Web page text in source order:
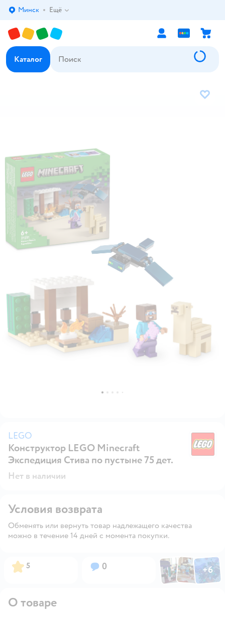
Выбор адреса доставки.
Минск Ещё
Каталог
В
LEGO
Конструктор LEGO Minecraft
Экспедиция Стива по пустыне 75 дет.
Нет в наличии
Условия возврата
Обменять или вернуть товар надлежащего качества
можно в течение 14 дней с момента покупки.
Рейтинг:
5 Вопросов:
0 ФотоФотоФото
+6
Открыть
О товаре